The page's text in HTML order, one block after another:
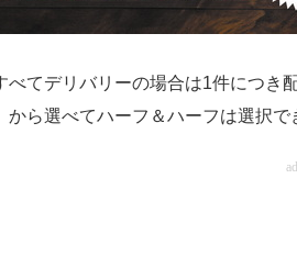
てデリバリーの場合は1件につき
から選べてハーフ＆ハーフは選択で